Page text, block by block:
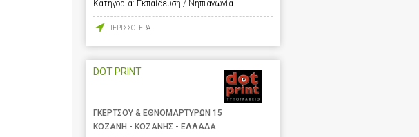
Κατηγορία: Εκπαίδευση / Νηπιαγωγία
ΠΕΡΙΣΣΟΤΕΡΑ
DOT PRINT
ΓΚΕΡΤΣΟΥ & ΕΘΝΟΜΑΡΤΥΡΩΝ 15
ΚΟΖΑΝΗ - ΚΟΖΑΝΗΣ - ΕΛΛΑΔΑ